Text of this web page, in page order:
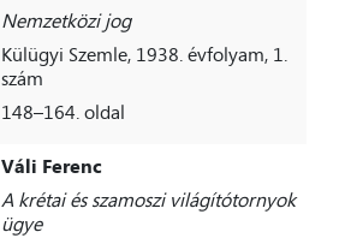
Nemzetközi jog
Külügyi Szemle, 1938. évfolyam, 1.
szám
148–164. oldal
Váli Ferenc
A krétai és szamoszi világítótornyok
ügye